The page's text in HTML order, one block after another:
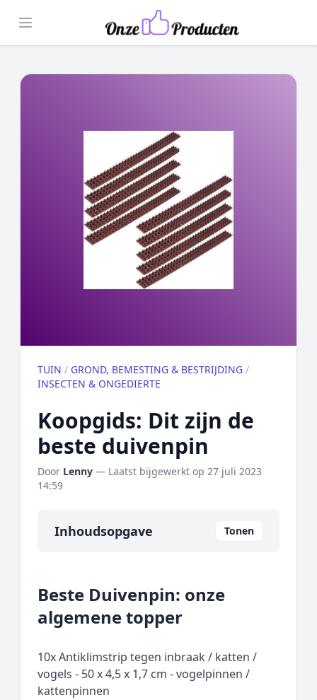
Open menu
TUIN / GROND, BEMESTING & BESTRIJDING /
INSECTEN & ONGEDIERTE
Koopgids: Dit zijn de
beste duivenpin
Door Lenny — Laatst bijgewerkt op 27 juli 2023
14:59
Inhoudsopgave Tonen
Onze algemene topper
Prijs topper
Rating topper
Onderzoeksmethode
Beste Duivenpin: onze
algemene topper
10x Antiklimstrip tegen inbraak / katten /
vogels - 50 x 4,5 x 1,7 cm - vogelpinnen /
kattenpinnen